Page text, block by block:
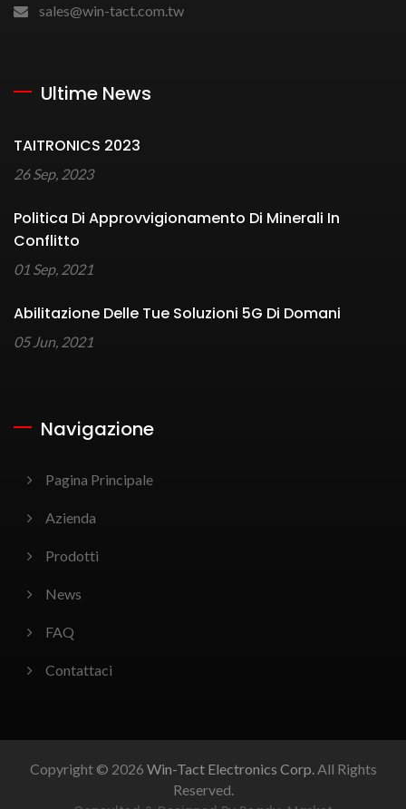
sales@win-tact.com.tw
Ultime News
TAITRONICS 2023
26 Sep, 2023
Politica Di Approvvigionamento Di Minerali In
Conflitto
01 Sep, 2021
Abilitazione Delle Tue Soluzioni 5G Di Domani
05 Jun, 2021
Navigazione
Pagina Principale
Azienda
Prodotti
News
FAQ
Contattaci
Copyright © 2026 Win-Tact Electronics Corp. All Rights
Reserved.